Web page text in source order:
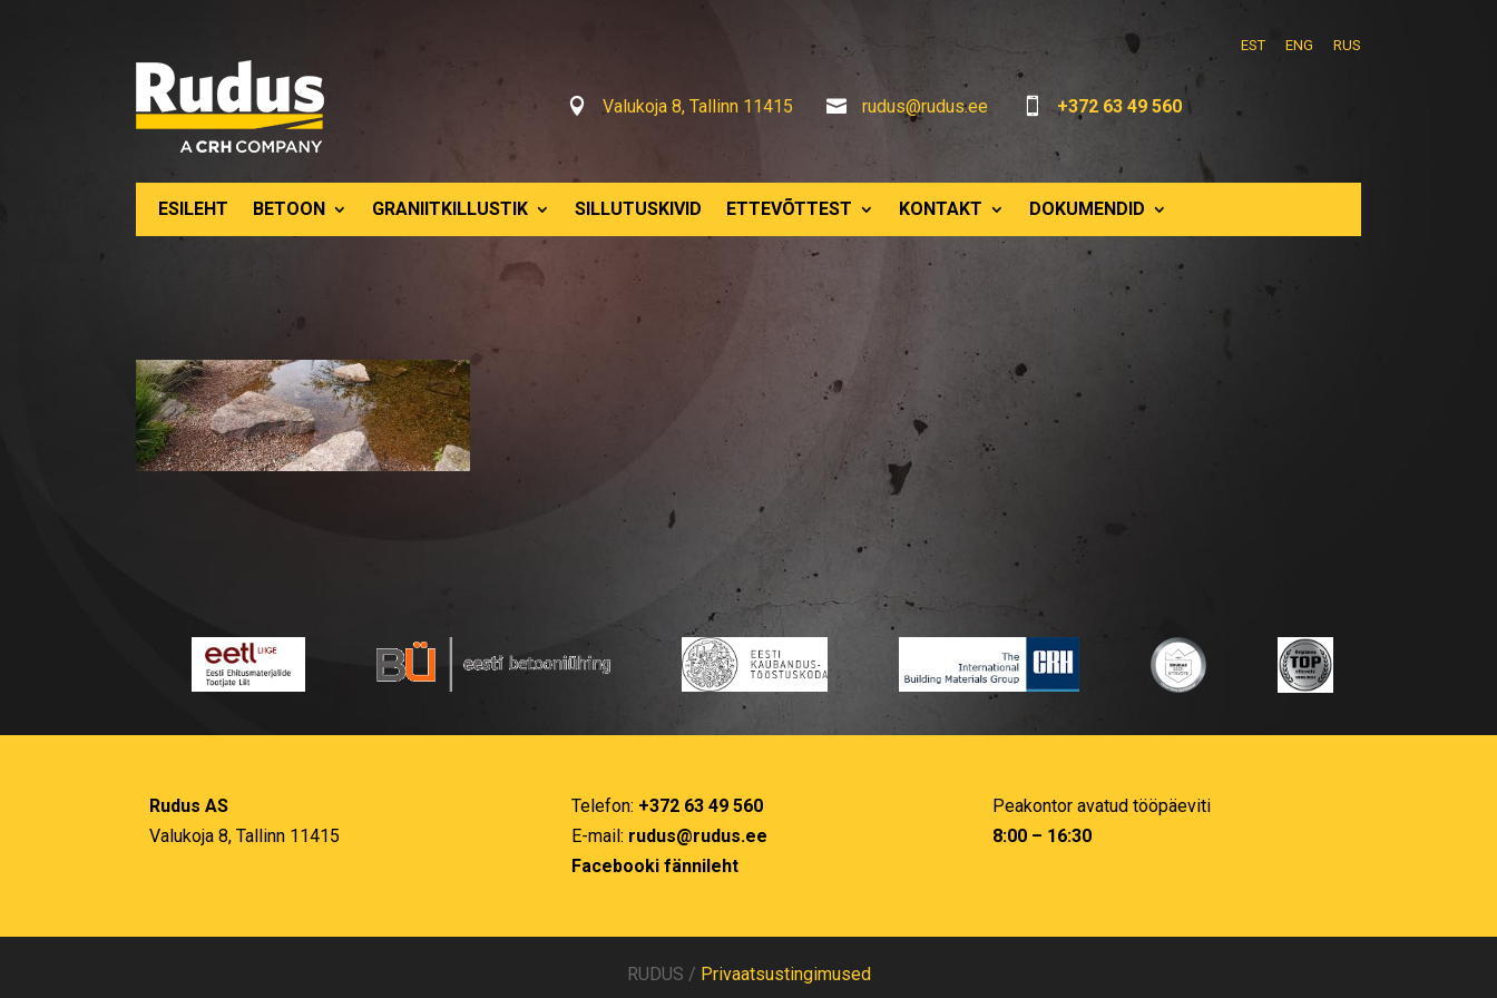
EST ENG RUS
 Valukoja 8, Tallinn 11415  rudus@rudus.ee  +372 63 49 560
ESILEHT BETOON GRANIITKILLUSTIK SILLUTUSKIVID ETTEVÕTTEST KONTAKT DOKUMENDID
Rudus AS
Valukoja 8, Tallinn 11415
Telefon: +372 63 49 560
E-mail: rudus@rudus.ee
Facebooki fännileht
Peakontor avatud tööpäeviti
8:00 – 16:30
RUDUS / Privaatsustingimused